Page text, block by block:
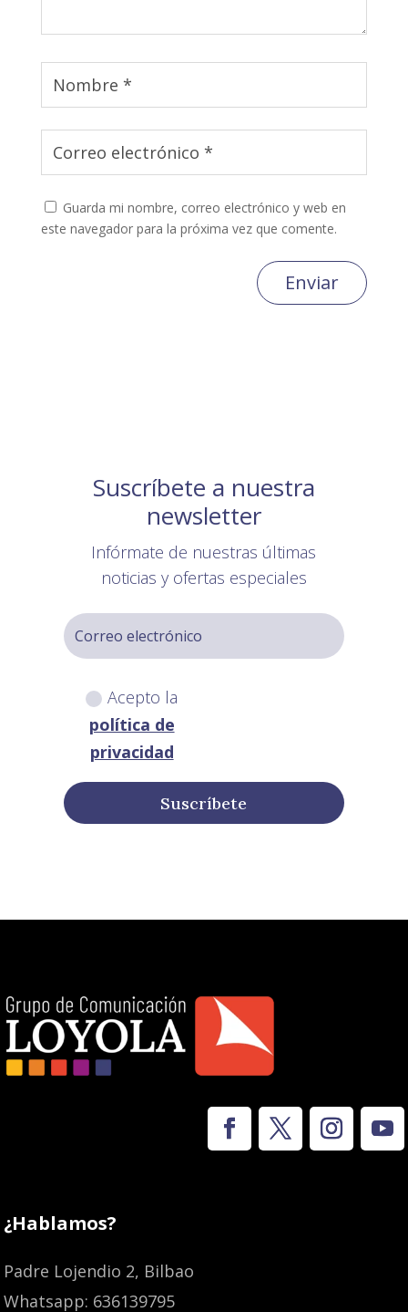
Guarda mi nombre, correo electrónico y web en
este navegador para la próxima vez que comente.
Enviar
Suscríbete a nuestra
newsletter
Infórmate de nuestras últimas
noticias y ofertas especiales
Acepto la
política de
privacidad
Suscríbete
¿Hablamos?
Padre Lojendio 2, Bilbao
Whatsapp: 636139795